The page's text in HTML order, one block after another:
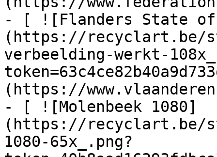
- [ ![Flanders State
(https://recyclart.be/
verbeelding-werkt-
(https://
- [ ![Molenbeek 1080]
(https://recyclart.be/
1080-65x_.png?